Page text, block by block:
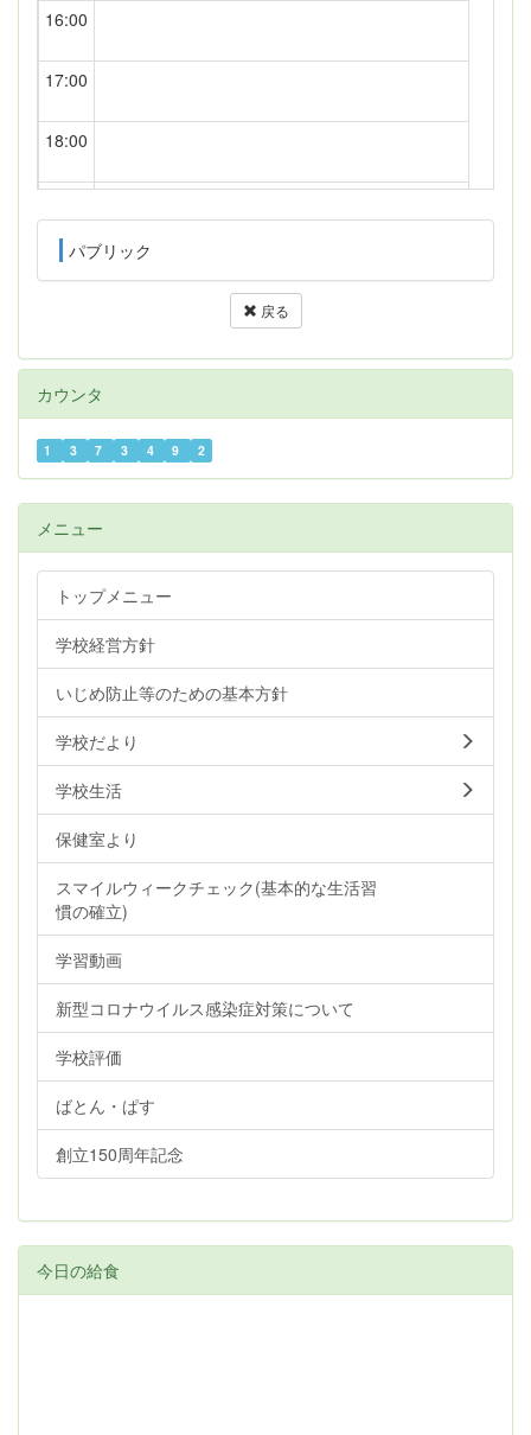
16:00
17:00
18:00
20:00
23:00
パブリック
戻る
カウンタ
1 3 7 3 4 9 2
メニュー
トップメニュー
学校経営方針
いじめ防止等のための基本方針
学校だより
学校生活
保健室より
スマイルウィークチェック(基本的な生活習
慣の確立)
学習動画
新型コロナウイルス感染症対策について
学校評価
ばとん・ぱす
創立150周年記念
今日の給食